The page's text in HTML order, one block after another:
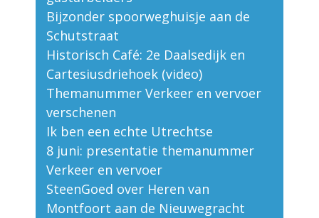
Bijzonder spoorweghuisje aan de
Schutstraat
Historisch Café: 2e Daalsedijk en
Cartesiusdriehoek (video)
Themanummer Verkeer en vervoer
verschenen
Ik ben een echte Utrechtse
8 juni: presentatie themanummer
Verkeer en vervoer
SteenGoed over Heren van
Montfoort aan de Nieuwegracht